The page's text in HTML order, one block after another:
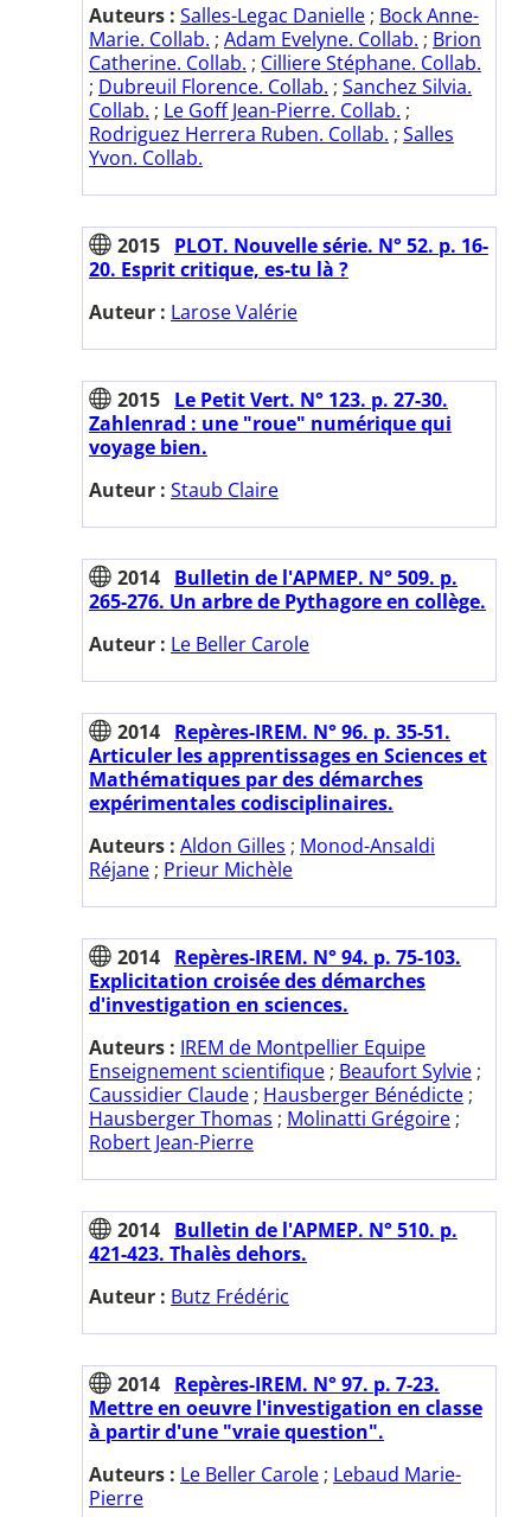
Auteurs : Salles-Legac Danielle ; Bock Anne-
Marie. Collab. ; Adam Evelyne. Collab. ; Brion
Catherine. Collab. ; Cilliere Stéphane. Collab.
; Dubreuil Florence. Collab. ; Sanchez Silvia.
Collab. ; Le Goff Jean-Pierre. Collab. ;
Rodriguez Herrera Ruben. Collab. ; Salles
Yvon. Collab.
2015 PLOT. Nouvelle série. N° 52. p. 16-
20. Esprit critique, es-tu là ?
Auteur : Larose Valérie
2015 Le Petit Vert. N° 123. p. 27-30.
Zahlenrad : une "roue" numérique qui
voyage bien.
Auteur : Staub Claire
2014 Bulletin de l'APMEP. N° 509. p.
265-276. Un arbre de Pythagore en collège.
Auteur : Le Beller Carole
2014 Repères-IREM. N° 96. p. 35-51.
Articuler les apprentissages en Sciences et
Mathématiques par des démarches
expérimentales codisciplinaires.
Auteurs : Aldon Gilles ; Monod-Ansaldi
Réjane ; Prieur Michèle
2014 Repères-IREM. N° 94. p. 75-103.
Explicitation croisée des démarches
d'investigation en sciences.
Auteurs : IREM de Montpellier Equipe
Enseignement scientifique ; Beaufort Sylvie ;
Caussidier Claude ; Hausberger Bénédicte ;
Hausberger Thomas ; Molinatti Grégoire ;
Robert Jean-Pierre
2014 Bulletin de l'APMEP. N° 510. p.
421-423. Thalès dehors.
Auteur : Butz Frédéric
2014 Repères-IREM. N° 97. p. 7-23.
Mettre en oeuvre l'investigation en classe
à partir d'une "vraie question".
Auteurs : Le Beller Carole ; Lebaud Marie-
Pierre